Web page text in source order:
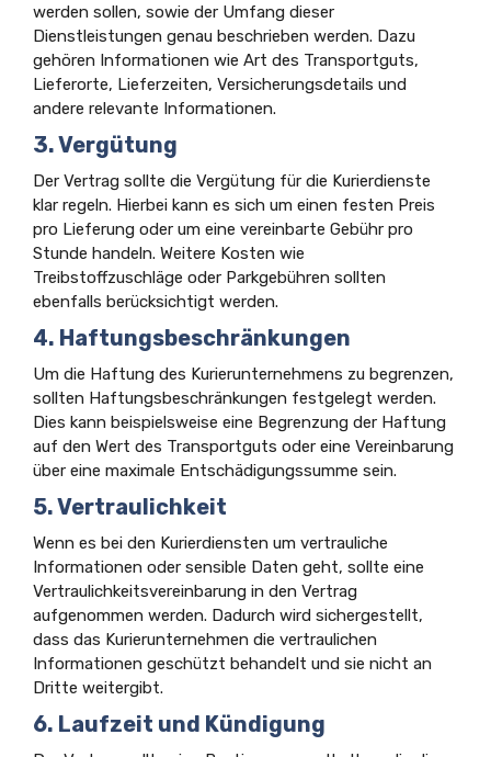
werden sollen, sowie der Umfang dieser
Dienstleistungen genau beschrieben werden. Dazu
gehören Informationen wie Art des Transportguts,
Lieferorte, Lieferzeiten, Versicherungsdetails und
andere relevante Informationen.
3. Vergütung
Der Vertrag sollte die Vergütung für die Kurierdienste
klar regeln. Hierbei kann es sich um einen festen Preis
pro Lieferung oder um eine vereinbarte Gebühr pro
Stunde handeln. Weitere Kosten wie
Treibstoffzuschläge oder Parkgebühren sollten
ebenfalls berücksichtigt werden.
4. Haftungsbeschränkungen
Um die Haftung des Kurierunternehmens zu begrenzen,
sollten Haftungsbeschränkungen festgelegt werden.
Dies kann beispielsweise eine Begrenzung der Haftung
auf den Wert des Transportguts oder eine Vereinbarung
über eine maximale Entschädigungssumme sein.
5. Vertraulichkeit
Wenn es bei den Kurierdiensten um vertrauliche
Informationen oder sensible Daten geht, sollte eine
Vertraulichkeitsvereinbarung in den Vertrag
aufgenommen werden. Dadurch wird sichergestellt,
dass das Kurierunternehmen die vertraulichen
Informationen geschützt behandelt und sie nicht an
Dritte weitergibt.
6. Laufzeit und Kündigung